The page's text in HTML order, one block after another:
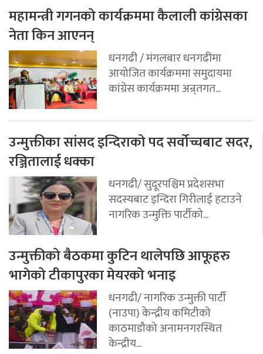
महामन्त्री गगनको कार्यक्रममा कैलाली कांग्रेसका
नेता किन आएनन्
धनगढी / मंगलबार धनगढीमा
आयोजित कार्यक्रममा समुदायमा
कांग्रेस कार्यक्रममा अन्र्तगत...
उन्मुक्तीका सांसद इन्दिराको पद सर्वोच्चबाट सदर,
रञ्जितालाई धक्का
धनगढी/ सुदूरपश्चिम प्रदेशसभा
सदस्यबाट इन्दिरा गिरीलाई हटाउने
नागरिक उन्मुक्ति पार्टीको...
उन्मुक्तीको बैठकमा कुटिन थालेपछि आफूहरु
भागेको टीकापुरका मेयरको भनाइ
धनगढी/ नागरिक उन्मुक्ती पार्टी
(नाउपा) केन्द्रीय कमिटीको
काठमाडौको अनामनगरस्थित
केन्द्रीय...